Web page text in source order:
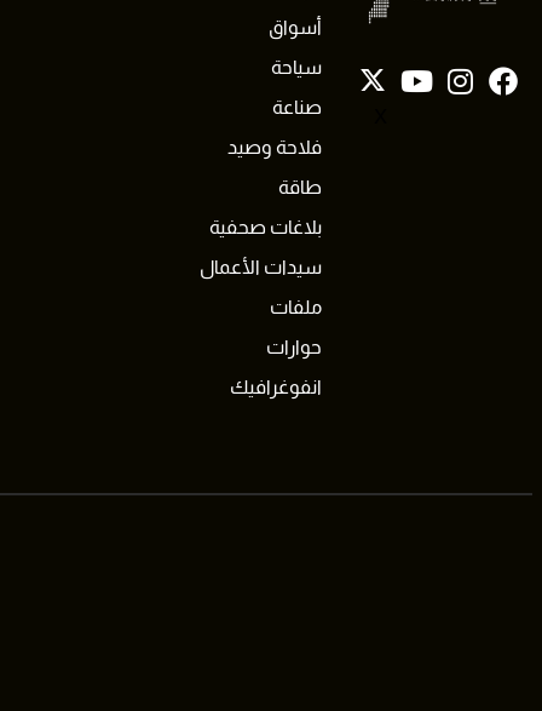
أسواق
سياحة
صناعة
فلاحة وصيد
طاقة
بلاغات صحفية
سيدات الأعمال
ملفات
حوارات
انفوغرافيك